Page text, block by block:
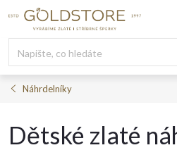
Náhrdelníky
Dětské zlaté